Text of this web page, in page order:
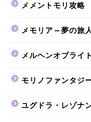
メメントモリ攻略
メモリア～夢の旅
メルヘンオブライ
モリノファンタジ
ユグドラ・レゾナ